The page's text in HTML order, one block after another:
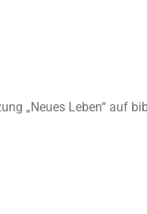
„Neues Leben“ auf